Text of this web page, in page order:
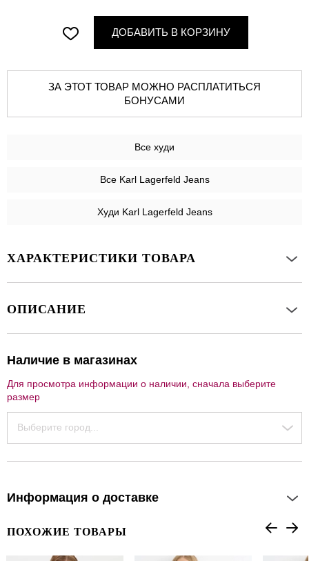
ДОБАВИТЬ В КОРЗИНУ
ЗА ЭТОТ ТОВАР МОЖНО РАСПЛАТИТЬСЯ
БОНУСАМИ
Все худи
Все Karl Lagerfeld Jeans
Худи Karl Lagerfeld Jeans
ХАРАКТЕРИСТИКИ ТОВАРА
ОПИСАНИЕ
Наличие в магазинах
Для просмотра информации о наличии, сначала выберите
размер
Выберите город...
Информация о доставке
ПОХОЖИЕ ТОВАРЫ